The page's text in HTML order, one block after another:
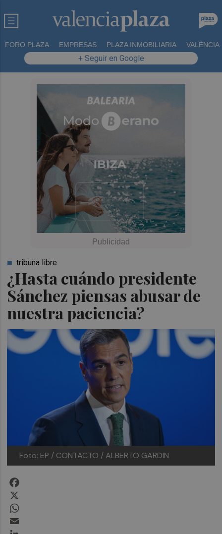
FORO PLAZA EMPRESAS PLAZA INMOBILIARIA VALÈNCIA
+ Seguir en Google
¿Hasta cuándo presidente
Sánchez piensas abusar de
nuestra paciencia?
tribuna libre
Foto: EP / CONTACTO / ALBERTO GARDIN